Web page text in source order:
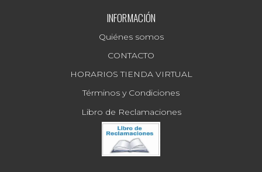
INFORMACIÓN
Quiénes somos
CONTACTO
HORARIOS TIENDA VIRTUAL
Términos y Condiciones
Libro de Reclamaciones